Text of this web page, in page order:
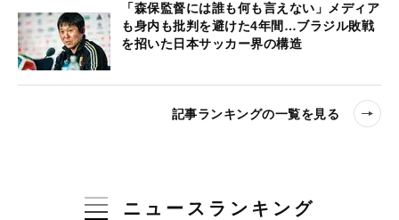
「森保監督には誰も何も言えない」メディア
も身内も批判を避けた4年間…ブラジル敗戦
を招いた日本サッカー界の構造
記事ランキングの一覧を見る
ニュースランキング